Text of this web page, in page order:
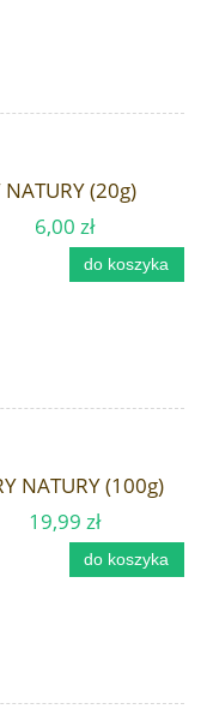
(20g)
6,00 zł
do koszyka
NATURY (100g)
19,99 zł
do koszyka